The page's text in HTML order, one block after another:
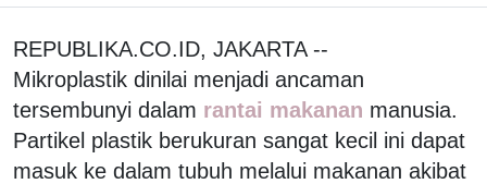
REPUBLIKA.CO.ID, JAKARTA --
Mikroplastik dinilai menjadi ancaman
tersembunyi dalam rantai makanan manusia.
Partikel plastik berukuran sangat kecil ini dapat
masuk ke dalam tubuh melalui makanan akibat